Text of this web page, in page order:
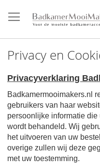
direct
door
inhoud
Privacy en
Privacyverklaring
Badkamermooimakers.nl
gebruikers van haar
persoonlijke informatie
wordt behandeld. Wij
het uitvoeren van uw
overige zullen wij deze
met uw toestemming.